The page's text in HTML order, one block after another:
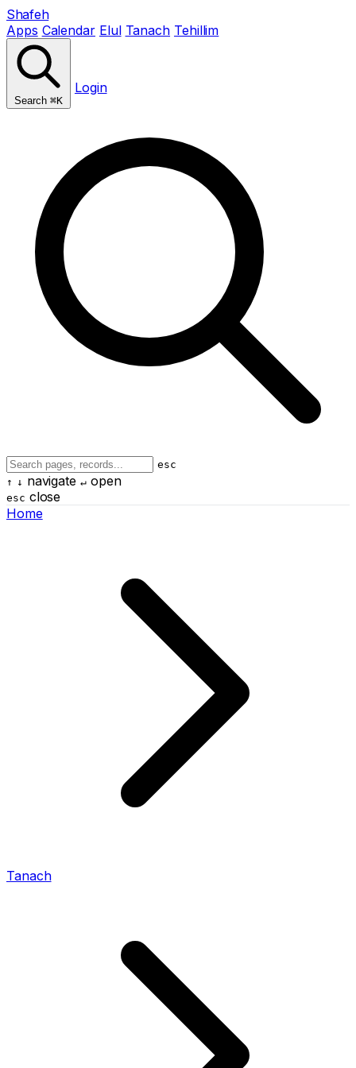
Shafeh
Apps Calendar Elul Tanach Tehillim
Search ⌘K
Login
esc
↑ ↓ navigate ↵open
esc close
Home
Tanach